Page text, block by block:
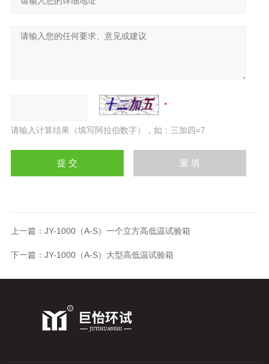
请输入计算结果（填写阿拉伯数字），如：三加四=7
上一篇： JY-1000（A-S）一个立方高低温试验箱
下一篇： JY-1000（A-S）大型高低温试验箱